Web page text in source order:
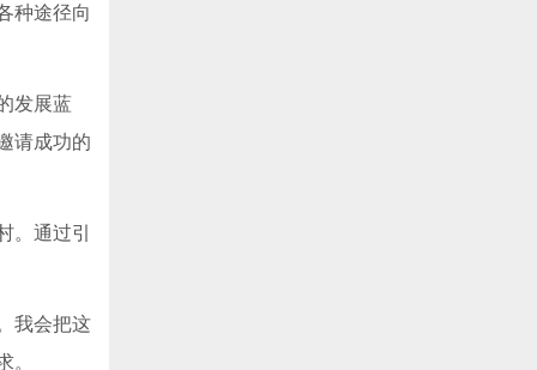
种途径向
发展蓝
请成功的
。通过引
我会把这
。